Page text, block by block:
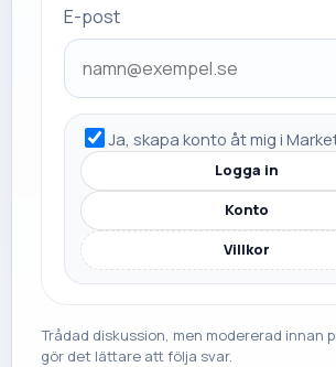
E-post
Ja, skapa konto åt mig i
Logga in
Konto
Villkor
Trådad diskussion, men modererad innan
gör det lättare att följa svar.